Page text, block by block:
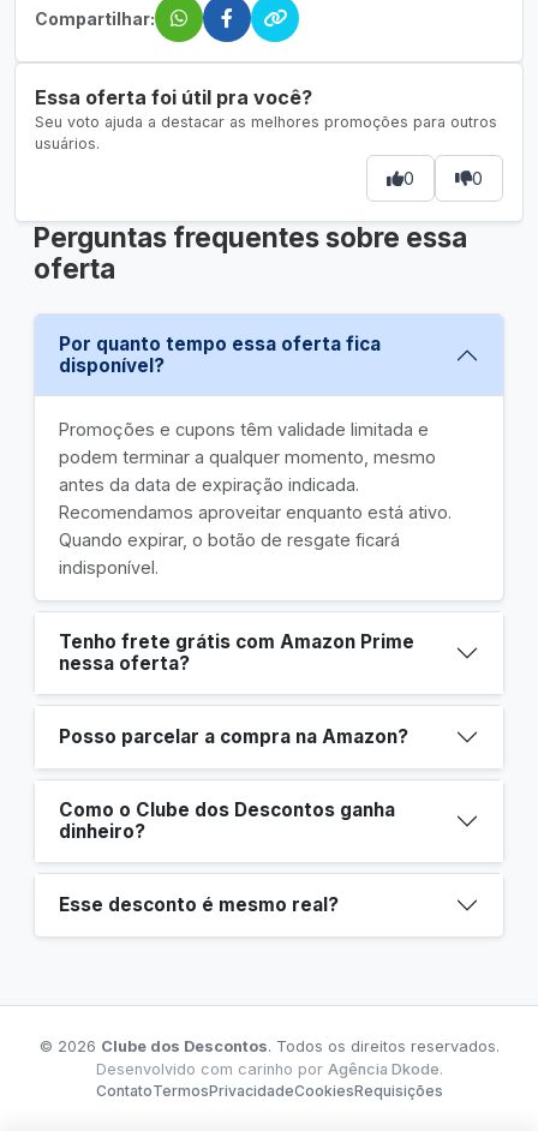
Compartilhar:
Essa oferta foi útil pra você?
Seu voto ajuda a destacar as melhores promoções para outros
usuários.
0 0
Perguntas frequentes sobre essa
oferta
Por quanto tempo essa oferta fica
disponível?
Promoções e cupons têm validade limitada e
podem terminar a qualquer momento, mesmo
antes da data de expiração indicada.
Recomendamos aproveitar enquanto está ativo.
Quando expirar, o botão de resgate ficará
indisponível.
Tenho frete grátis com Amazon Prime
nessa oferta?
Posso parcelar a compra na Amazon?
Como o Clube dos Descontos ganha
dinheiro?
Esse desconto é mesmo real?
© 2026 Clube dos Descontos. Todos os direitos reservados.
Desenvolvido com carinho por Agência Dkode.
ContatoTermosPrivacidadeCookiesRequisições